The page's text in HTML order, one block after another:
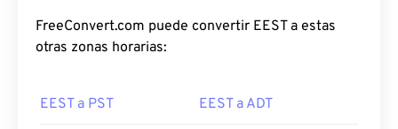
FreeConvert.com puede convertir EEST a estas
otras zonas horarias:
EEST a PST EEST a ADT